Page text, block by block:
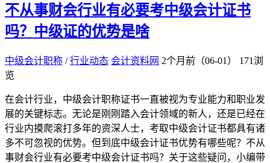
不从事财会行业有必要考中级会计证书
吗？中级证的优势是啥
中级会计职称 /行业动态 会计资料网 2个月前（06-01）
171浏
览
在会计行业，中级会计职称证书一直被视为专业能力和职业发
展的关键标志。无论是刚刚踏入会计领域的新人，还是已经在
行业内摸爬滚打多年的资深人士，考取中级会计证书都具有诸
多不可忽视的优势。但到底中级会计证书优势有哪些呢？不从
事财会行业有必要考中级会计证书吗？关于这些疑问，小编带